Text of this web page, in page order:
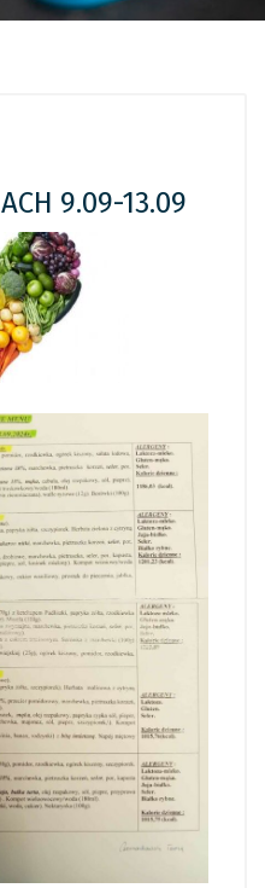
9.09-13.09